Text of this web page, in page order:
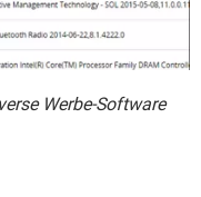
Werbe-Software